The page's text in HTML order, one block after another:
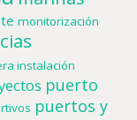
monitorización
instalación
puerto
puertos y